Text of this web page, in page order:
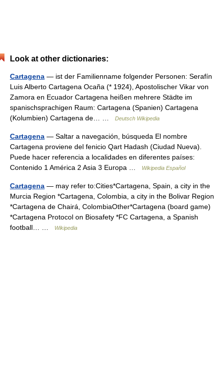
Look at other dictionaries:
Cartagena — ist der Familienname folgender Personen: Serafín
Luis Alberto Cartagena Ocaña (* 1924), Apostolischer Vikar von
Zamora en Ecuador Cartagena heißen mehrere Städte im
spanischsprachigen Raum: Cartagena (Spanien) Cartagena
(Kolumbien) Cartagena de… …
Deutsch Wikipedia
Cartagena — Saltar a navegación, búsqueda El nombre
Cartagena proviene del fenicio Qart Hadash (Ciudad Nueva).
Puede hacer referencia a localidades en diferentes países:
Contenido 1 América 2 Asia 3 Europa …
Wikipedia Español
Cartagena — may refer to:Cities*Cartagena, Spain, a city in the
Murcia Region *Cartagena, Colombia, a city in the Bolivar Region
*Cartagena de Chairá, ColombiaOther*Cartagena (board game)
*Cartagena Protocol on Biosafety *FC Cartagena, a Spanish
football… …
Wikipedia